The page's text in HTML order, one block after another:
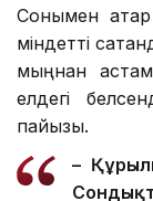
Сонымен қатар
міндетті
мыңнан
елдегі
пайызы.
–